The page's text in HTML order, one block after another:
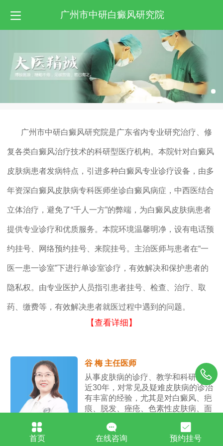
广州市中研白癜风研究院
广州市中研白癜风研究院是广东省内专业研究治疗、修
复各类白癜风治疗技术的科研型医疗机构。本院针对白癜风
皮肤病患者发病特点，引进多种白癜风专业诊疗设备，由多
年资深白癜风皮肤病专科医师坐诊白癜风病症，中西医结合
立体治疗，避免了“千人一方”的弊端，为白癜风皮肤病患者
提供专业诊疗和优质服务。本院环境温馨明净，设有电话预
约挂号、网络预约挂号、来院挂号。主治医师与患者在“一
医一患一诊室”下进行单诊室诊疗，有效解决和保护患者的
隐私权。由专业医护人员指引患者挂号、检查、治疗、取
药、缴费等，有效解决患者就医过程中遇到的问题。
【查看详细】
谷 梅 主任医师
从事皮肤病的诊疗、教学和科研工作
近30年，对常见及疑难皮肤病的诊治
有丰富的经验，尤其是对白癜风、疤
痕、脱发、痤疮、色素性皮肤病、面
首页 在线咨询 预约挂号